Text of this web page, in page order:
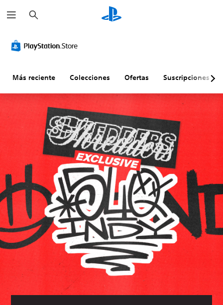
u
s
r
Más reciente Colecciones Ofertas Suscripciones